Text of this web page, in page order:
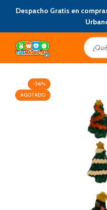
Despacho Gratis en
-36%
AGOTADO